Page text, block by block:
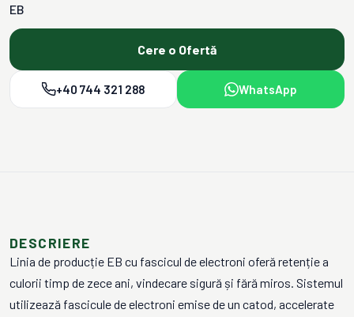
EB
Cere o Ofertă
+40 744 321 288 WhatsApp
DESCRIERE
Linia de producție EB cu fascicul de electroni oferă retenție a
culorii timp de zece ani, vindecare sigură și fără miros. Sistemul
utilizează fascicule de electroni emise de un catod, accelerate